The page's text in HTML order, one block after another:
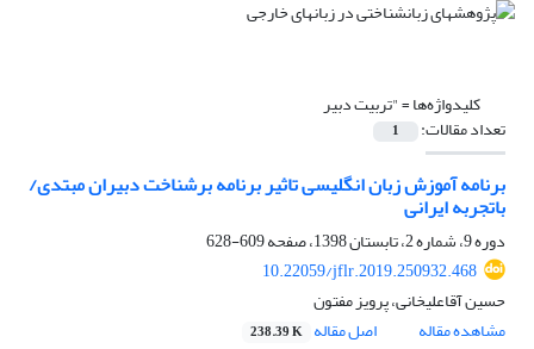
کلیدواژه‌ها ="تربیت دبیر
تعداد مقالات: 1
برنامه آموزش زبان انگلیسی تاثیر برنامه برشناخت دبیران مبتدی/
باتجربه ایرانی
دوره 9، شماره 2، تابستان 1398، صفحه
609-628
10.22059/jflr.2019.250932.468
حسین آقاعلیخانی، پرویز مفتون
مشاهده مقاله
اصل مقاله 238.39 K